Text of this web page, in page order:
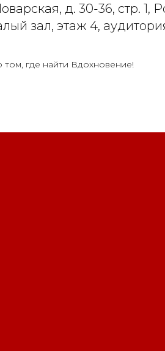
д. 30-36, стр.
зал, этаж 4,
где найти Вдохновение!